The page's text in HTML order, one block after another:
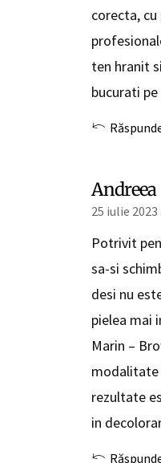
corecta,
ten hranit
bucurati
Andreea
25 iulie 2023
Potrivit
sa-si
desi nu
pielea mai
Marin –
modalitate
rezultate
in